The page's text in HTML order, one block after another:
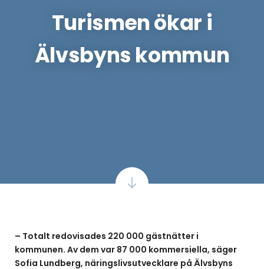
Turismen ökar i
Älvsbyns kommun
– Totalt redovisades 220 000 gästnätter i
kommunen. Av dem var 87 000 kommersiella, säger
Sofia Lundberg, näringslivsutvecklare på Älvsbyns